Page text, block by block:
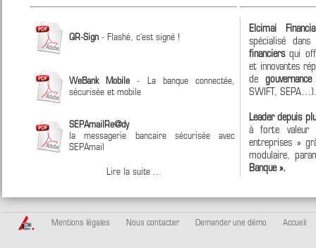
QR-Sign - Flashé, c'est signé !
WeBank Mobile- La banque connectée,
sécurisée et mobile
SEPAmailRe@dy
la messagerie bancaire sécurisée avec
SEPAmail
Lire la suite ...
Elcimai
spécialisé
financiersqui
et innovantes
de
SWIFT, SEPA…).
Leader depuis
à forte valeur
entreprises »
modulaire,
Banque ».
Mentions légales Nous contacter Demander une démo Accueil